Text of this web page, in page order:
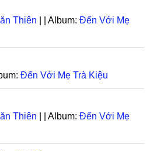
Thiên | | Album: Đến Với Mẹ
Đến Với Mẹ Trà Kiệu
Thiên | | Album: Đến Với Mẹ